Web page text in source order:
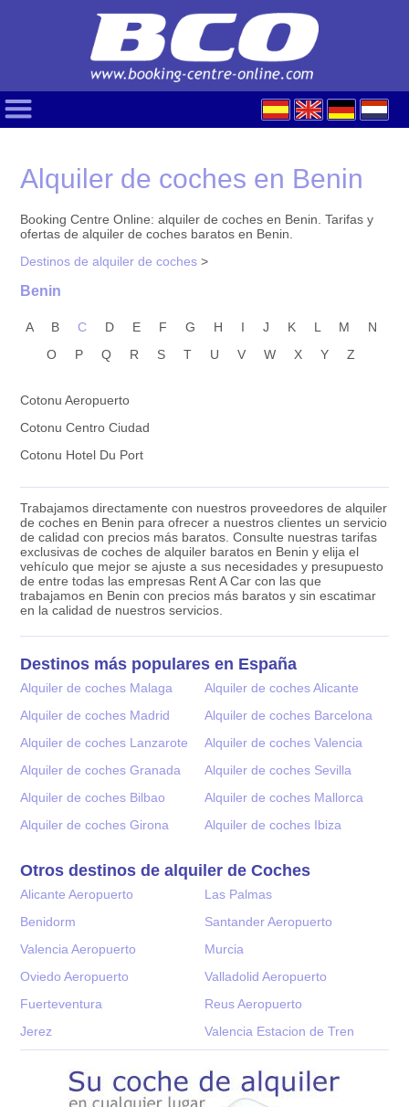
Alquiler de coches en Benin
Booking Centre Online: alquiler de coches en Benin. Tarifas y
ofertas de alquiler de coches baratos en Benin.
Destinos de alquiler de coches >
Benin
A B C D E F G H I J K L M
N
O
P Q R S T U V W X Y Z
Cotonu Aeropuerto
Cotonu Centro Ciudad
Cotonu Hotel Du Port
Trabajamos directamente con nuestros proveedores de alquiler
de coches en Benin para ofrecer a nuestros clientes un servicio
de calidad con precios más baratos. Consulte nuestras tarifas
exclusivas de coches de alquiler baratos en Benin y elija el
vehículo que mejor se ajuste a sus necesidades y presupuesto
de entre todas las empresas Rent A Car con las que
trabajamos en Benin con precios más baratos y sin escatimar
en la calidad de nuestros servicios.
Destinos más populares en España
Alquiler de coches Malaga
Alquiler de coches Alicante
Alquiler de coches Madrid
Alquiler de coches Barcelona
Alquiler de coches Lanzarote
Alquiler de coches Valencia
Alquiler de coches Granada
Alquiler de coches Sevilla
Alquiler de coches Bilbao
Alquiler de coches Mallorca
Alquiler de coches Girona
Alquiler de coches Ibiza
Otros destinos de alquiler de Coches
Alicante Aeropuerto
Las Palmas
Benidorm
Santander Aeropuerto
Valencia Aeropuerto
Murcia
Oviedo Aeropuerto
Valladolid Aeropuerto
Fuerteventura
Reus Aeropuerto
Jerez
Valencia Estacion de Tren